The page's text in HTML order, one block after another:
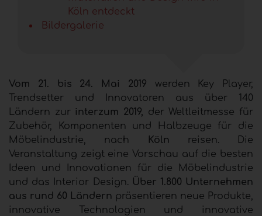
Köln entdeckt
Bildergalerie
Vom 21. bis 24. Mai 2019 werden Key Player,
Trendsetter und Innovatoren aus über 140
Ländern zur interzum 2019, der Weltleitmesse für
Zubehör, Komponenten und Halbzeuge für die
Möbelindustrie, nach Köln reisen. Die
Veranstaltung zeigt eine Vorschau auf die besten
Ideen und Innovationen für die Möbelindustrie
und das Interior Design. Über 1.800 Unternehmen
aus rund 60 Ländern präsentieren neue Produkte,
innovative Technologien und innovative